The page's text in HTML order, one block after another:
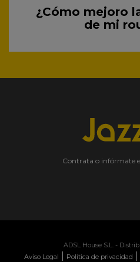
¿Cómo mejoro
de mi
Contrata o infórmate
ADSL House S.L. -
Aviso Legal
Política de privacidad